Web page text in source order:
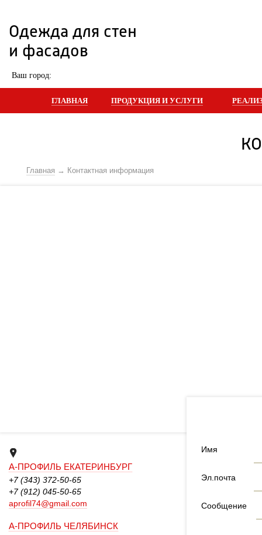
Одежда для стен
и фасадов
Ваш город:
ГЛАВНАЯ ПРОДУКЦИЯ И УСЛУГИ
Главная Контактная информация
А-ПРОФИЛЬ ЕКАТЕРИНБУРГ
+7 (343) 372-50-65
+7 (912) 045-50-65
aprofil74@gmail.com
А-ПРОФИЛЬ ЧЕЛЯБИНСК
Имя
Эл.почта
Сообщение